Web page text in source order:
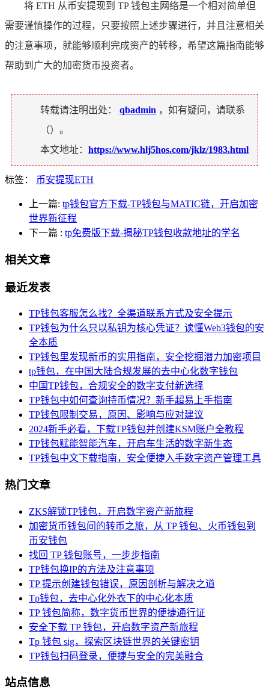
将 ETH 从币安提现到 TP 钱包主网络是一个相对简单但
需要谨慎操作的过程，只要按照上述步骤进行，并且注意相关
的注意事项，就能够顺利完成资产的转移，希望这篇指南能够
帮助到广大的加密货币投资者。
转载请注明出处： qbadmin ，如有疑问，请联系
（）。
本文地址： https://www.hlj5hos.com/jklz/1983.html
标签： 币安提现ETH
上一篇: tp钱包官方下载-TP钱包与MATIC链，开启加密
世界新征程
下一篇 : tp免费版下载-揭秘TP钱包收款地址的学名
相关文章
最近发表
TP钱包客服怎么找？全渠道联系方式及安全提示
TP钱包为什么只以私钥为核心凭证？读懂Web3钱包的安
全本质
TP钱包里发现新币的实用指南，安全挖掘潜力加密项目
tp钱包，在中国大陆合规发展的去中心化数字钱包
中国TP钱包，合规安全的数字支付新选择
TP钱包中如何查询持币情况？新手超易上手指南
TP钱包限制交易，原因、影响与应对建议
2024新手必看，下载TP钱包并创建KSM账户全教程
TP钱包赋能智能汽车，开启车生活的数字新生态
TP钱包中文下载指南，安全便捷入手数字资产管理工具
热门文章
ZKS解锁TP钱包，开启数字资产新旅程
加密货币钱包间的转币之旅，从 TP 钱包、火币钱包到
币安钱包
找回 TP 钱包账号，一步步指南
TP钱包换IP的方法及注意事项
TP 提示创建钱包错误，原因剖析与解决之道
Tp钱包，去中心化外衣下的中心化本质
TP 钱包简称，数字货币世界的便捷通行证
安全下载 TP 钱包，开启数字资产新旅程
Tp 钱包 sig，探索区块链世界的关键密钥
TP钱包扫码登录，便捷与安全的完美融合
站点信息